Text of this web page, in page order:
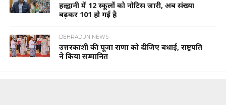
हल्द्वानी में 12 स्कूलों को नोटिस जारी, अब संख्या
बढ़कर 101 हो गई है
DEHRADUN NEWS
उत्तरकाशी की पूजा राणा को दीजिए बधाई, राष्ट्रपति
ने किया सम्मानित